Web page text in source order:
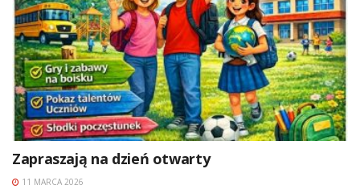
Zapraszają na dzień otwarty
11 MARCA 2026